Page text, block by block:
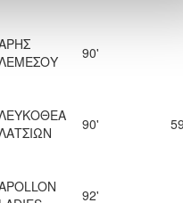
90'
90'
92'